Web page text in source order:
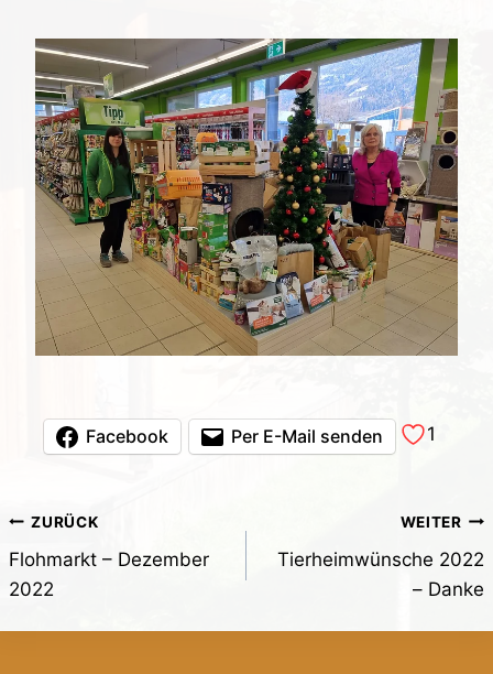
Facebook Per E-Mail senden 1
Beitragsnavigation
ZURÜCK
Flohmarkt – Dezember
2022
WEITER
Tierheimwünsche 2022
– Danke